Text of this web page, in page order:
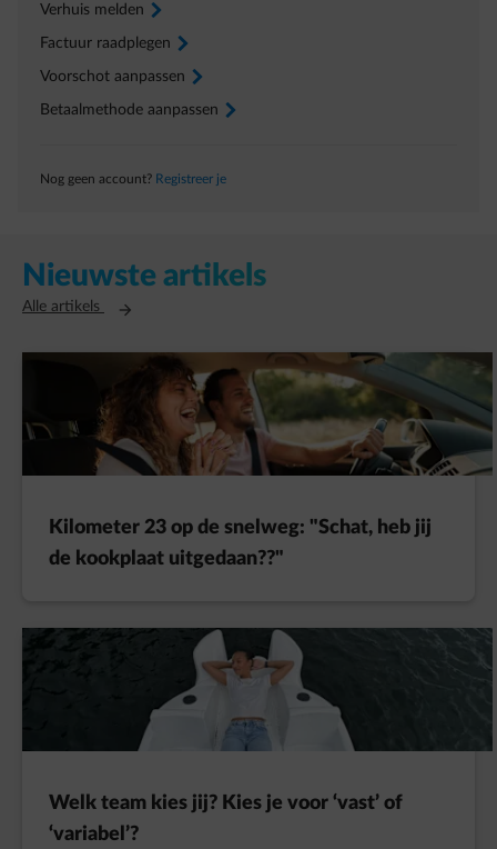
Verhuis melden arrow-right
Factuur raadplegen arrow-right
Voorschot aanpassen arrow-right
Betaalmethode aanpassen arrow-right
Nog geen account? Registreer je
Nieuwste artikels
Alle artikels Opent in een nieuw tabblad
Kilometer 23 op de snelweg: "Schat, heb jij
de kookplaat uitgedaan??"
Welk team kies jij? Kies je voor ‘vast’ of
‘variabel’?